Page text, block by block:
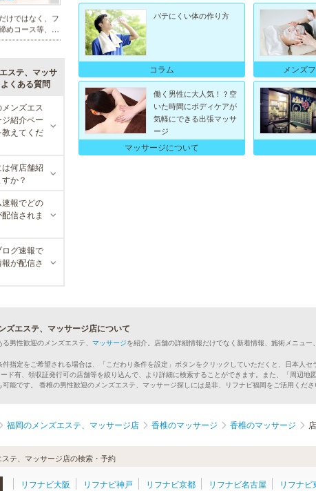
けではなく、フ
めコース等、豊
揃え、男性の健
ります。
ック 福岡天
クの永久脱毛が
。多くの男性患
新宿1院から始
リニックが、現
国10院を展開す
ました。
本店（バスタ
に寄り添いま
験コースをチェ
る上質な温泉が
び込む最上質の
だけます。
ステ、マッサ
くある質問
ンズエス
紹介ペー
えてくだ
何店舗紹
か？
速報でどの
信されま
グ速報で
が配信さ
バテにくい体の作り方
コラム メンズ
働く男性に大人気！？空
いた時間にボディケアが
気軽にできる出張マッサ
ージ
マッサージについて
ズエステ、マッサージ店について
男性歓迎のメンズエステ、 マッサージを紹介。店舗の詳細情報だけでなく新着情報、施術メニュ
件指定をご希望される場合は、「こだわり条件を設定」ボタンをクリックしていただくと、日本人
ド有、領収証発行可の店舗等を絞り込んで、より詳細に検索することができます。また、「周辺
可能です。 香椎の男性歓迎のメンズエステ、マッサージ探しには是非、リフナビ福岡をご活用くださ
福岡のメンズエステ、マッサージ店 香椎のマッサージ 香椎のマッサージ
テ、マッサージ店の検索・予約
リフナビ大阪 リフナビ神戸 リフナビ京都 リフナビ名古屋 リフナビ